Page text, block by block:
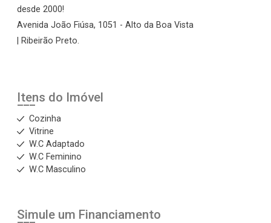
desde 2000!
Avenida João Fiúsa, 1051 - Alto da Boa Vista
| Ribeirão Preto.
Itens do Imóvel
Cozinha
Vitrine
W.C Adaptado
W.C Feminino
W.C Masculino
Simule um Financiamento